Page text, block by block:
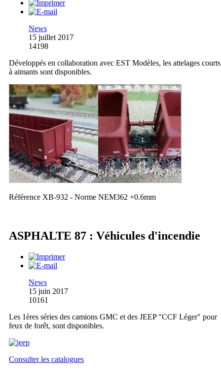
News
15 juillet 2017
14198
Développés en collaboration avec EST Modèles, les attelages courts
à aimants sont disponibles.
Référence XB-932 - Norme NEM362 +0.6mm
ASPHALTE 87 : Véhicules d'incendie
News
15 juin 2017
10161
Les 1ères séries des camions GMC et des JEEP "CCF Léger" pour
feux de forêt, sont disponibles.
Consulter les catalogues